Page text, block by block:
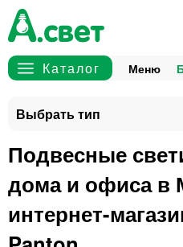
Меню
Подвесные
дома и офиса в
интернет-